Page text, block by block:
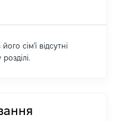
сім'ї відсутні